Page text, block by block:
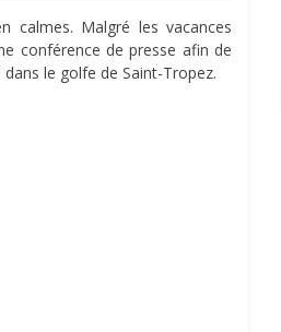
calmes. Malgré les vacances
conférence de presse afin de
le golfe de Saint-Tropez.